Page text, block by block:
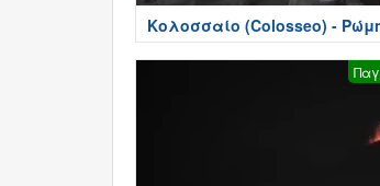
Κολοσσαίο (Colosseo) -